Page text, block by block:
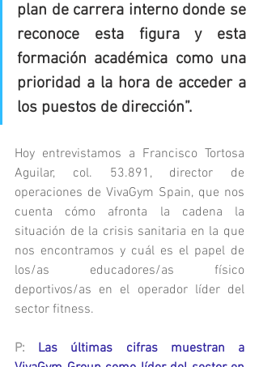
plan de carrera interno donde se
reconoce esta figura y esta
formación académica como una
prioridad a la hora de acceder a
los puestos de dirección”.
Hoy entrevistamos a Francisco Tortosa
Aguilar, col. 53.891, director de
operaciones de VivaGym Spain, que nos
cuenta cómo afronta la cadena la
situación de la crisis sanitaria en la que
nos encontramos y cuál es el papel de
los/as educadores/as físico
deportivos/as en el operador líder del
sector fitness.
P:
Las últimas cifras muestran a